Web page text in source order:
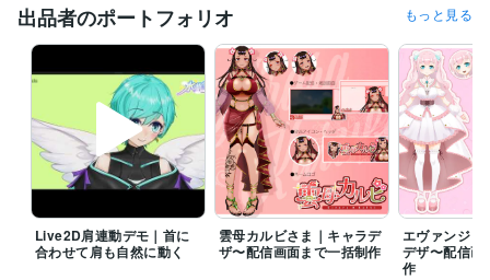
での期日は変更になることもございます。その場合はご相談の上スケジ
ュールを再設定させていただきます。
※「ご確認依頼→ご確認のお返事完了」は約２日の想定のスケジュール感
になります。（ご確認にお時間がかかる見込みがある際は事前にお伝え
いただけますとスケジュールに反映いたします）
【満枠時のご予約について】
満枠時のご予約も承っております。メッセージよりお気軽のお申し付け
ください
【リピートに関して】
リピーター様による、ブラッシュアップ、新規衣装、プランアップ、オ
プション追加のご依頼も喜んで承ります。出来る限り優先的に受注対応
出品者のポートフォリオ もっと見る
Live2D肩連動デモ｜首に
合わせて肩も自然に動く
雲母カルビさま｜キャラデ
ザ〜配信画面まで一括制作
エヴァンジェ
デザ〜配信画
作